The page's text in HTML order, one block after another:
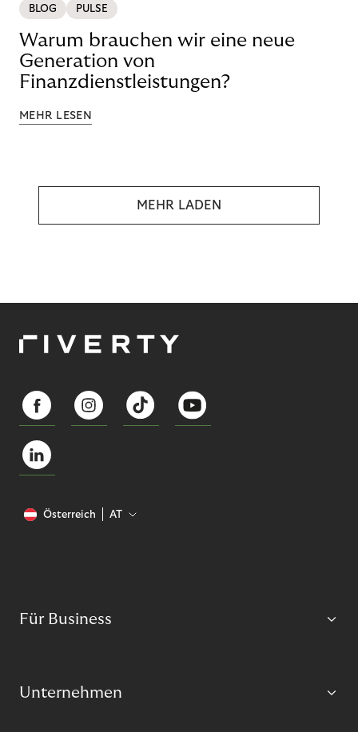
BLOG PULSE
Warum brauchen wir eine neue
Generation von
Finanzdienstleistungen?
MEHR LESEN
MEHR LADEN
Österreich AT
Für Business
Unternehmen